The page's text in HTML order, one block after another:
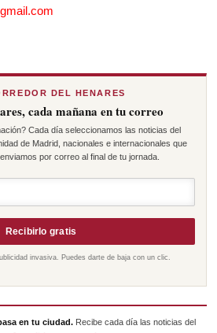
DEL HENARES
cada mañana en tu correo
Cada día seleccionamos las noticias del
de Madrid, nacionales e internacionales que
por correo al final de tu jornada.
Recibirlo gratis
invasiva. Puedes darte de baja con un clic.
en tu ciudad. Recibe cada día las noticias del